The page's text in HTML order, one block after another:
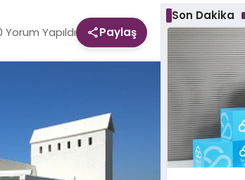
Yorum Yapıldı Paylaş
Son Dakika